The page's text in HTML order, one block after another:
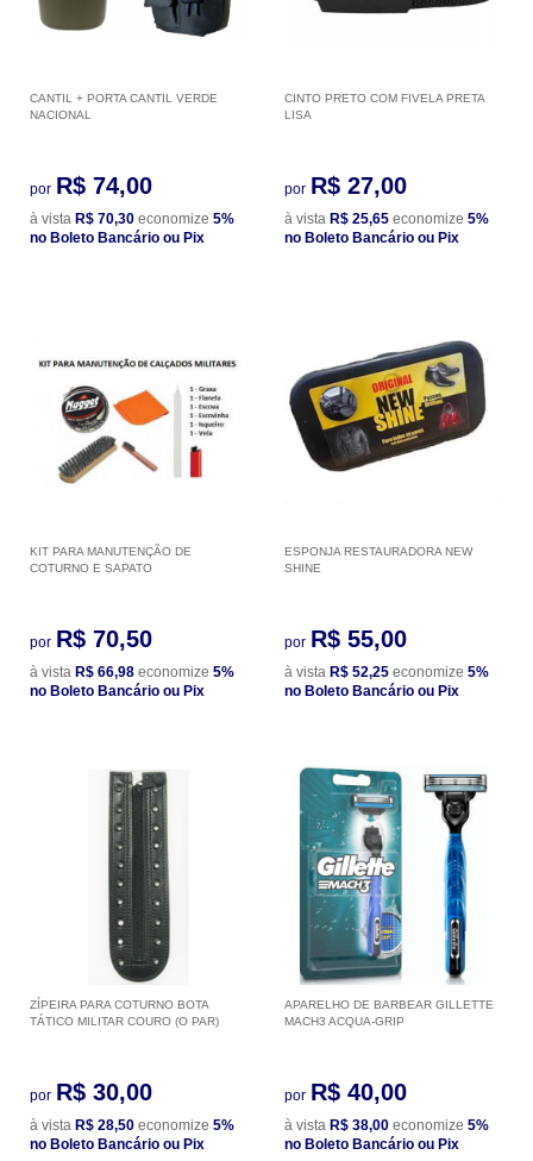
CANTIL + PORTA CANTIL VERDE
NACIONAL
por R$ 74,00
à vista R$ 70,30 economize 5%
no Boleto Bancário ou Pix
CINTO PRETO COM FIVELA PRETA
LISA
por R$ 27,00
à vista R$ 25,65 economize 5%
no Boleto Bancário ou Pix
KIT PARA MANUTENÇÃO DE
COTURNO E SAPATO
por R$ 70,50
à vista R$ 66,98 economize 5%
no Boleto Bancário ou Pix
ESPONJA RESTAURADORA NEW
SHINE
por R$ 55,00
à vista R$ 52,25 economize 5%
no Boleto Bancário ou Pix
ZÍPEIRA PARA COTURNO BOTA
TÁTICO MILITAR COURO (O PAR)
por R$ 30,00
à vista R$ 28,50 economize 5%
no Boleto Bancário ou Pix
APARELHO DE BARBEAR GILLETTE
MACH3 ACQUA-GRIP
por R$ 40,00
à vista R$ 38,00 economize 5%
no Boleto Bancário ou Pix